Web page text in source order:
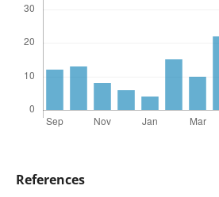
References